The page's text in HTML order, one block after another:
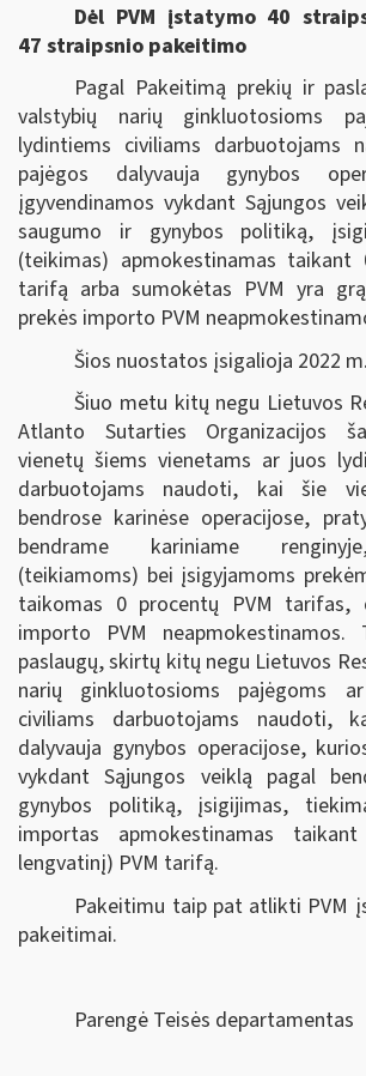
Dėl PVM įstatymo 40
47 straipsnio pakeitimo
Pagal Pakeitimą prekių ir
valstybių narių ginkluotosioms
lydintiems civiliams darbuotojams
pajėgos dalyvauja gynybos
įgyvendinamos vykdant Sąjungos
saugumo ir gynybos politiką,
(teikimas) apmokestinamas taikant
tarifą arba sumokėtas PVM yra
prekės importo PVM
Šios nuostatos įsigalioja 2022
Šiuo metu kitų negu Lietuvos
Atlanto Sutarties Organizacijos
vienetų šiems vienetams ar juos
darbuotojams naudoti, kai šie
bendrose karinėse operacijose,
bendrame kariniame
(teikiamoms) bei įsigyjamoms
taikomas 0 procentų PVM tarifas,
importo PVM
paslaugų, skirtų kitų negu Lietuvos
narių ginkluotosioms pajėgoms
civiliams darbuotojams naudoti,
dalyvauja gynybos operacijose,
vykdant Sąjungos veiklą pagal
gynybos politiką, įsigijimas,
importas
apmokestinamas
lengvatinį) PVM tarifą.
Pakeitimu taip pat atlikti PVM
pakeitimai.
Parengė Teisės departamentas